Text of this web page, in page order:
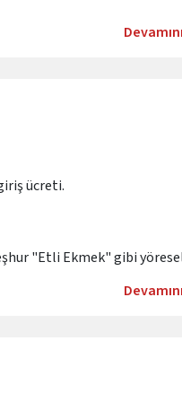
Mevlevî Sema Ayini
öğretilerine hakim,
ücreti.
"Etli Ekmek" gibi